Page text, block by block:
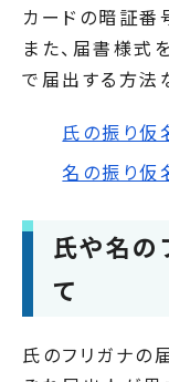
カードの暗証番
また、届書様式
で届出する方法
氏の振り
名の振り
氏や名の
て
氏のフリガナの